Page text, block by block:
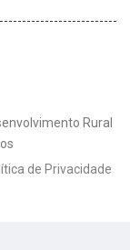
Rural
de Privacidade